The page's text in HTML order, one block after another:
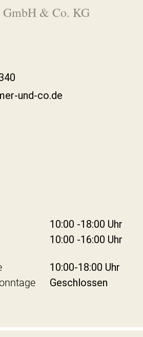
& Co. KG
und-co.de
10:00 -18:00 Uhr
10:00 -16:00 Uhr
10:00-18:00 Uhr
Geschlossen